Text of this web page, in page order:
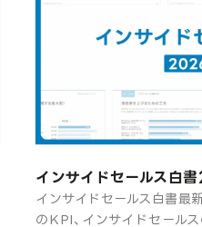
インサイドセールス白
インサイドセールス白書最
のKPI、インサイドセール